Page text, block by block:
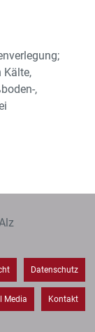
Kälte,
,
Datenschutz
Media Kontakt